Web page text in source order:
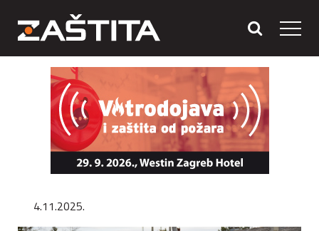
4.11.2025.